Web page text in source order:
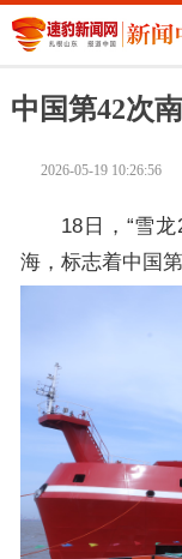
中国第42次
2026-05-19 10:26:56
18日，“雪
海，标志着中国